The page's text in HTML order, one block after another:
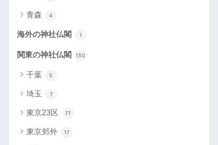
青森 4
海外の神社仏閣 1
関東の神社仏閣 130
千葉 5
埼玉 7
東京23区 77
東京郊外 17